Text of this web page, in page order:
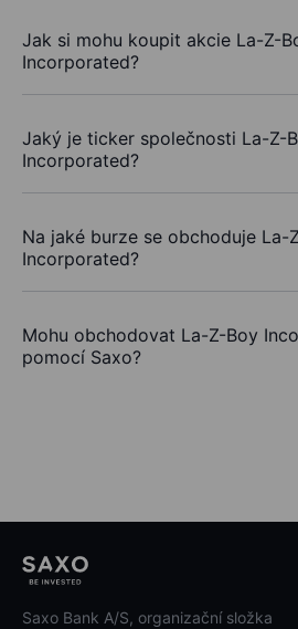
Jak si mohu koupit akcie La-Z-
Incorporated?
Jaký je ticker společnosti La-Z-
Incorporated?
Na jaké burze se obchoduje La-
Incorporated?
Mohu obchodovat La-Z-Boy
pomocí Saxo?
Saxo Bank A/S, organizační složka